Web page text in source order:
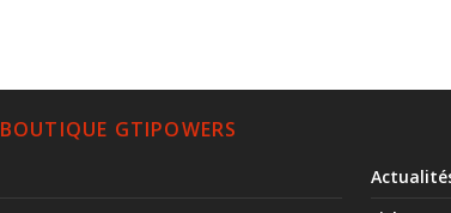
BOUTIQUE GTIPOWERS